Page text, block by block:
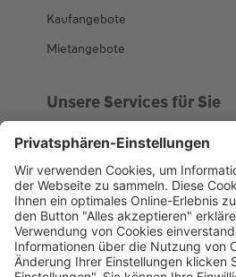
Kaufangebote
Mietangebote
Unsere Services für Sie
Kundenportal
Ankaufsprofil
Über WHS
Unsere Geschichte